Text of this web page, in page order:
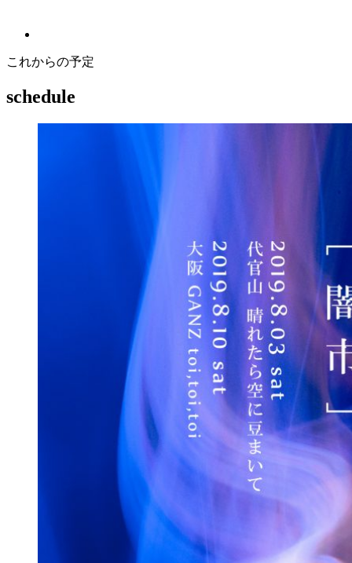
これからの予定
schedule